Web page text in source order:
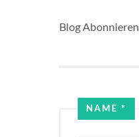
Blog Abonnieren
NAME *